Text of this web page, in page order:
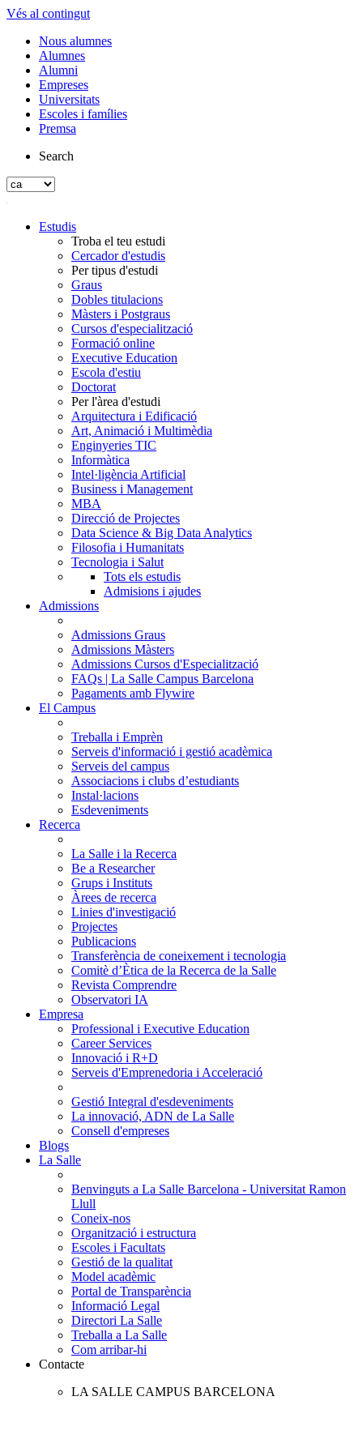
Vés al contingut
Nous alumnes
Alumnes
Alumni
Empreses
Universitats
Escoles i famílies
Premsa
Search
Estudis
Troba el teu estudi
Cercador d'estudis
Per tipus d'estudi
Graus
Dobles titulacions
Màsters i Postgraus
Cursos d'especialització
Formació online
Executive Education
Escola d'estiu
Doctorat
Per l'àrea d'estudi
Arquitectura i Edificació
Art, Animació i Multimèdia
Enginyeries TIC
Informàtica
Intel·ligència Artificial
Business i Management
MBA
Direcció de Projectes
Data Science & Big Data Analytics
Filosofia i Humanitats
Tecnologia i Salut
Tots els estudis
Admisions i ajudes
Admissions
Admissions Graus
Admissions Màsters
Admissions Cursos d'Especialització
FAQs | La Salle Campus Barcelona
Pagaments amb Flywire
El Campus
Treballa i Emprèn
Serveis d'informació i gestió acadèmica
Serveis del campus
Associacions i clubs d’estudiants
Instal·lacions
Esdeveniments
Recerca
La Salle i la Recerca
Be a Researcher
Grups i Instituts
Àrees de recerca
Linies d'investigació
Projectes
Publicacions
Transferència de coneixement i tecnologia
Comitè d’Ètica de la Recerca de la Salle
Revista Comprendre
Observatori IA
Empresa
Professional i Executive Education
Career Services
Innovació i R+D
Serveis d'Emprenedoria i Acceleració
Gestió Integral d'esdeveniments
La innovació, ADN de La Salle
Consell d'empreses
Blogs
La Salle
Benvinguts a La Salle Barcelona - Universitat Ramon
Llull
Coneix-nos
Organització i estructura
Escoles i Facultats
Gestió de la qualitat
Model acadèmic
Portal de Transparència
Informació Legal
Directori La Salle
Treballa a La Salle
Com arribar-hi
Contacte
LA SALLE CAMPUS BARCELONA